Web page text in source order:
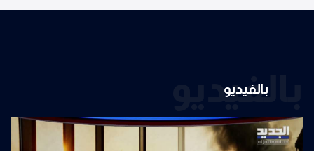
بالفيديو
بالفيديو